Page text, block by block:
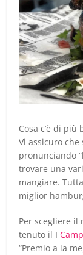
Cosa c’è di
Vi assicuro
pronunciando
trovare una
mangiare.
miglior
Per scegliere il
tenuto il I
“Premio a la